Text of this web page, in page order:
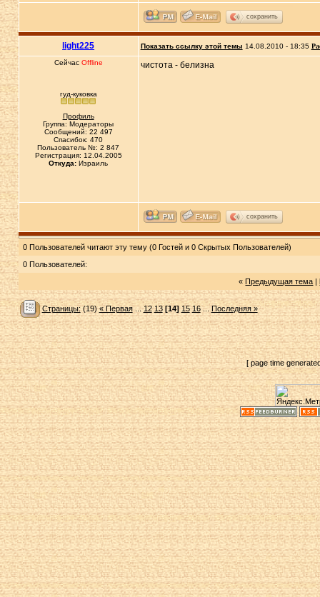
сохранить
light225 Показать ссылку этой темы 14.08.2010 - 18:35
Сейчас Offline
гуд-куковка
Профиль
Группа: Модераторы
Сообщений: 22 497
Спасибок: 470
Пользователь №: 2 847
Регистрация: 12.04.2005
Откуда: Израиль
чистота - белизна
сохранить
0 Пользователей читают эту тему (0 Гостей и 0 Скрытых Пользователей)
0 Пользователей:
«Предыдущая тема |
Страницы:(19)« Первая...12 13 [14] 15 16...Последняя »
[ page time